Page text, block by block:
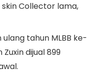
Collector lama,
tahun MLBB ke-
Zuxin dijual 899